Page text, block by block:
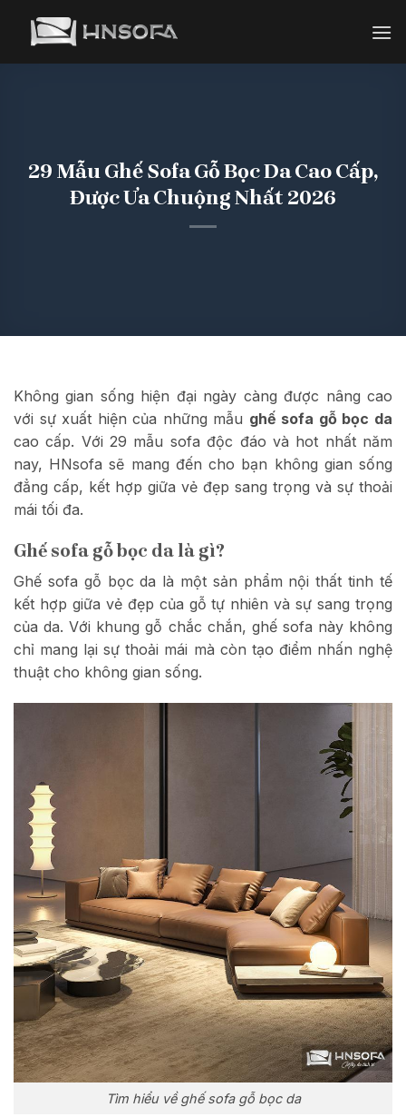
29 Mẫu Ghế Sofa Gỗ Bọc Da Cao Cấp,
Được Ưa Chuộng Nhất 2026
Không gian sống hiện đại ngày càng được nâng cao
với sự xuất hiện của những mẫu ghế sofa gỗ bọc da
cao cấp. Với 29 mẫu sofa độc đáo và hot nhất năm
nay, HNsofa sẽ mang đến cho bạn không gian sống
đẳng cấp, kết hợp giữa vẻ đẹp sang trọng và sự thoải
mái tối đa.
Ghế sofa gỗ bọc da là gì?
Ghế sofa gỗ bọc da là một sản phẩm nội thất tinh tế
kết hợp giữa vẻ đẹp của gỗ tự nhiên và sự sang trọng
của da. Với khung gỗ chắc chắn, ghế sofa này không
chỉ mang lại sự thoải mái mà còn tạo điểm nhấn nghệ
thuật cho không gian sống.
Tìm hiểu về ghế sofa gỗ bọc da